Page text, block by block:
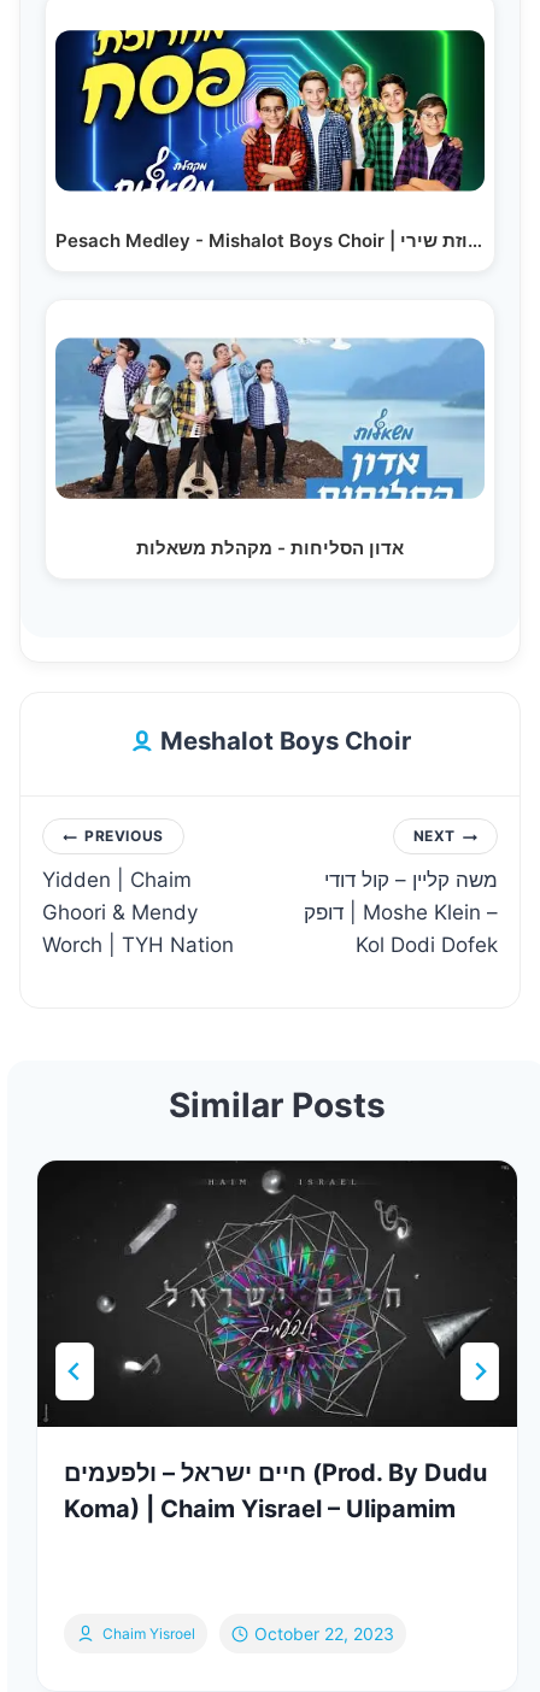
Pesach Medley - Mishalot Boys Choir | מחרוזת שירי…
אדון הסליחות - מקהלת משאלות
Meshalot Boys Choir
Post
navigation
PREVIOUS
Yidden | Chaim
Ghoori & Mendy
Worch | TYH Nation
NEXT
משה קליין – קול דודי
דופק | Moshe Klein –
Kol Dodi Dofek
Similar Posts
חיים ישראל – ולפעמים (Prod. By Dudu
Koma) | Chaim Yisrael – Ulipamim
Chaim Yisroel October 22, 2023